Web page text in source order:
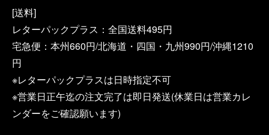
[送料]
レターパックプラス：全国送料495円
宅急便：本州660円/北海道・四国・九州990円/沖縄1210
円
※レターパックプラスは日時指定不可
※営業日正午迄の注文完了は即日発送(休業日は営業カレ
ンダーをご確認願います)